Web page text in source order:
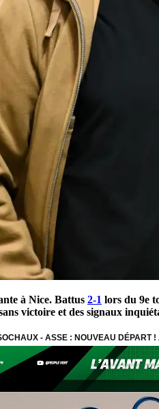
à Nice. Battus 2-1 lors du 9e
victoire et des signaux